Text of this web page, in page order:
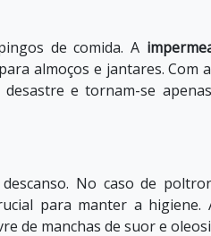
de comida. A
almoços e jantares. Com
e tornam-se
No caso de
para manter a higiene.
de manchas de suor e